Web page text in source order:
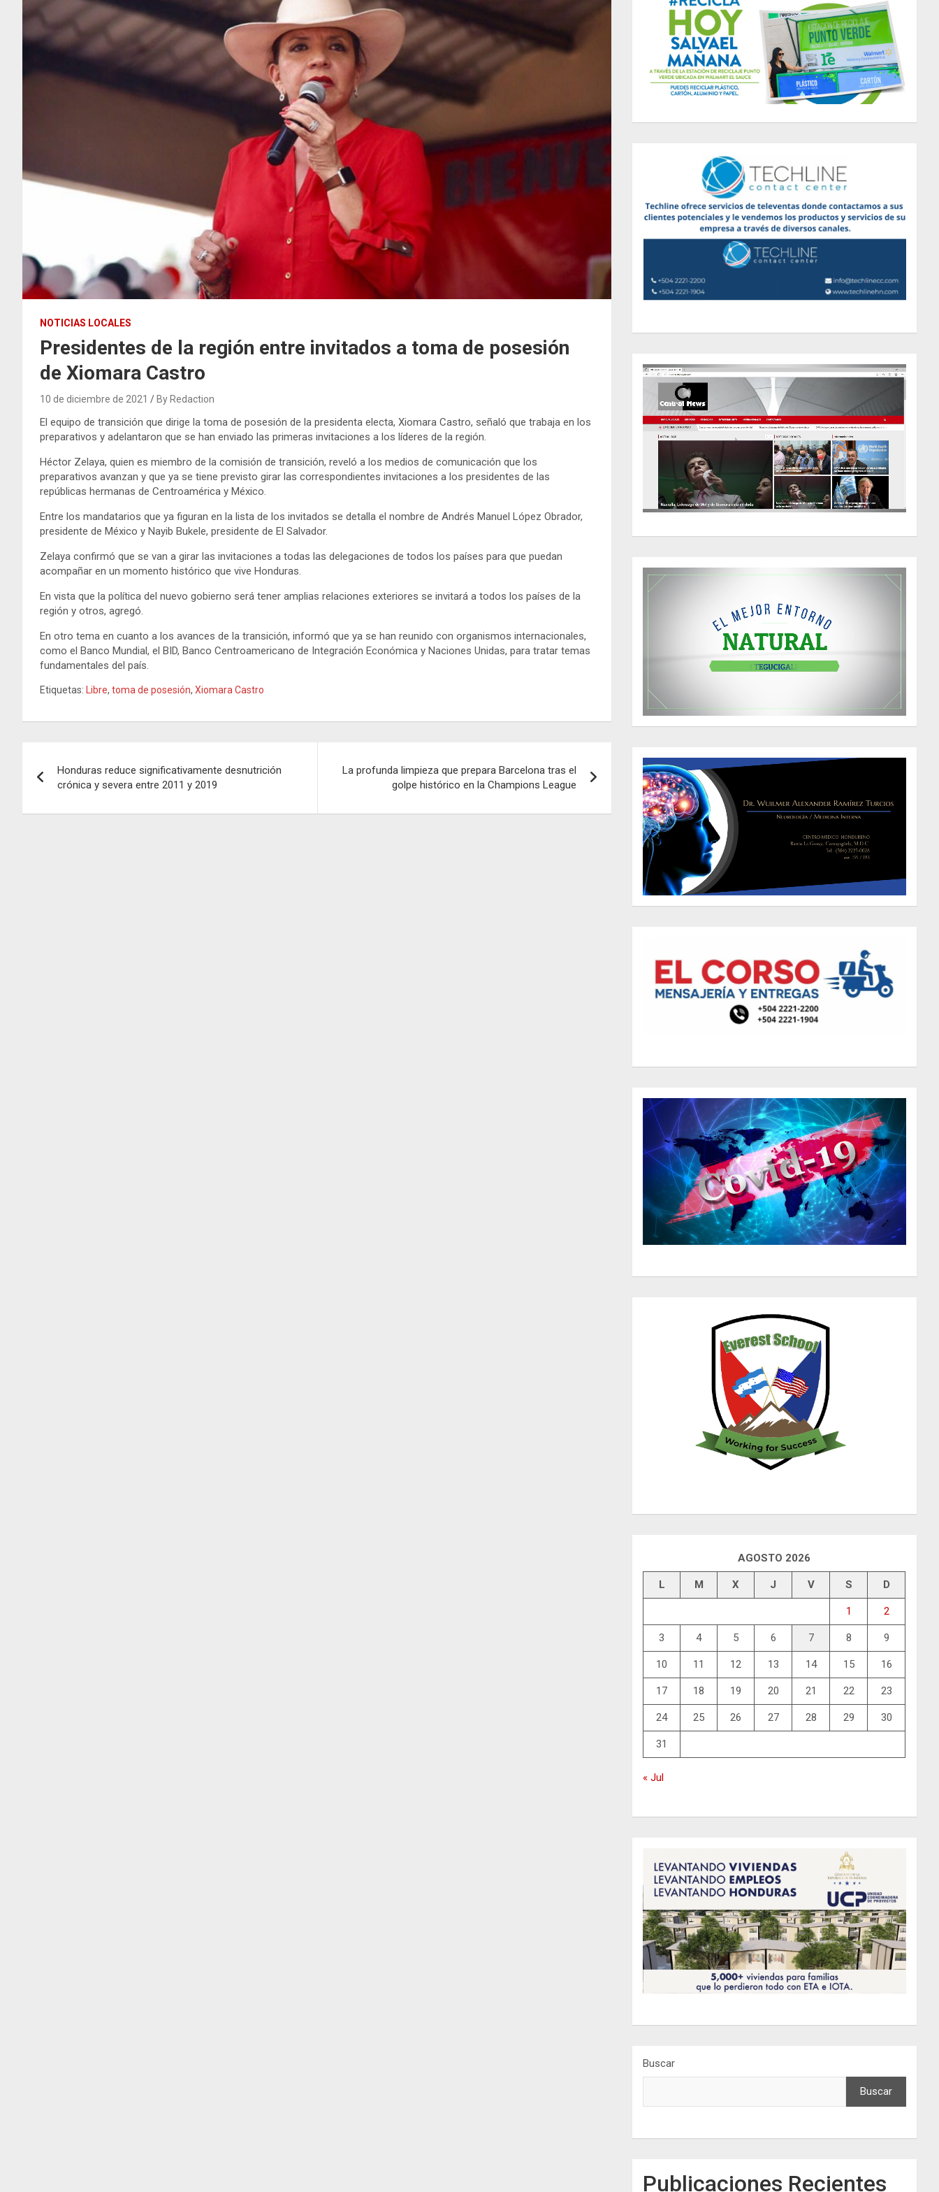
NOTICIAS LOCALES
Presidentes de la región entre invitados a toma de posesión
de Xiomara Castro
10 de diciembre de 2021 By Redaction
El equipo de transición que dirige la toma de posesión de la presidenta electa, Xiomara Castro, señaló que trabaja en los
preparativos y adelantaron que se han enviado las primeras invitaciones a los líderes de la región.
Héctor Zelaya, quien es miembro de la comisión de transición, reveló a los medios de comunicación que los
preparativos avanzan y que ya se tiene previsto girar las correspondientes invitaciones a los presidentes de las
repúblicas hermanas de Centroamérica y México.
Entre los mandatarios que ya figuran en la lista de los invitados se detalla el nombre de Andrés Manuel López Obrador,
presidente de México y Nayib Bukele, presidente de El Salvador.
Zelaya confirmó que se van a girar las invitaciones a todas las delegaciones de todos los países para que puedan
acompañar en un momento histórico que vive Honduras.
En vista que la política del nuevo gobierno será tener amplias relaciones exteriores se invitará a todos los países de la
región y otros, agregó.
En otro tema en cuanto a los avances de la transición, informó que ya se han reunido con organismos internacionales,
como el Banco Mundial, el BID, Banco Centroamericano de Integración Económica y Naciones Unidas, para tratar temas
fundamentales del país.
Etiquetas: Libre, toma de posesión, Xiomara Castro
de
entradas
Honduras reduce significativamente desnutrición
crónica y severa entre 2011 y 2019
La profunda limpieza que prepara Barcelona tras el
golpe histórico en la Champions League
AGOSTO 2026
L M X J V S D
1 2
3 4 5 6 7 8 9
10 11 12 13 14 15 16
17 18 19 20 21 22 23
24 25 26 27 28 29 30
31
« Jul
Buscar
Buscar
Publicaciones Recientes